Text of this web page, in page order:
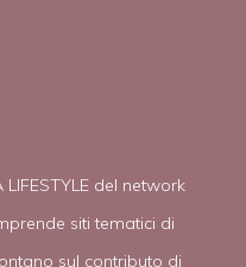
del network
siti tematici di
sul contributo di